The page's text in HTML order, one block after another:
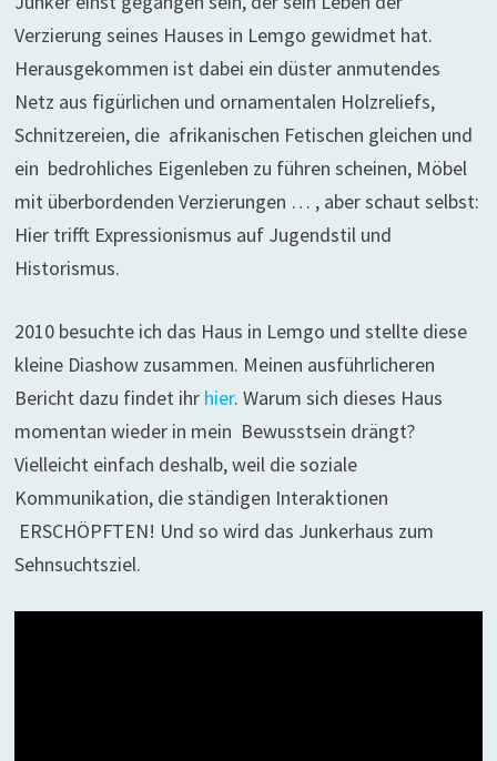
Verzierung seines Hauses in Lemgo gewidmet hat.
Herausgekommen ist dabei ein düster anmutendes
Netz aus figürlichen und ornamentalen Holzreliefs,
Schnitzereien, die afrikanischen Fetischen gleichen und
ein bedrohliches Eigenleben zu führen scheinen, Möbel
mit überbordenden Verzierungen … , aber schaut selbst:
Hier trifft Expressionismus auf Jugendstil und
Historismus.
2010 besuchte ich das Haus in Lemgo und stellte diese
kleine Diashow zusammen. Meinen ausführlicheren
Bericht dazu findet ihr hier. Warum sich dieses Haus
momentan wieder in mein Bewusstsein drängt?
Vielleicht einfach deshalb, weil die soziale
Kommunikation, die ständigen Interaktionen
ERSCHÖPFTEN! Und so wird das Junkerhaus zum
Sehnsuchtsziel.